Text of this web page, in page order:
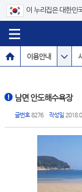
이 누리집은 대한민
이용안내
남면 안도해수욕장
글번호 8276 작성일